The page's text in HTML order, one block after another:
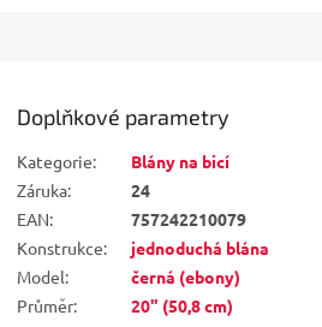
Doplňkové parametry
Kategorie:
Blány na bicí
Záruka:
24
EAN:
757242210079
Konstrukce:
jednoduchá blána
Model:
černá (ebony)
Průměr: 20" (50,8 cm)